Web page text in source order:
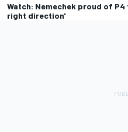
Watch: Nemechek proud of
right direction'